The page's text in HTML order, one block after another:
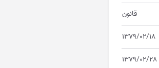
قانون
۱۳۷۹/۰۲/۱۸
۱۳۷۹/۰۲/۲۸